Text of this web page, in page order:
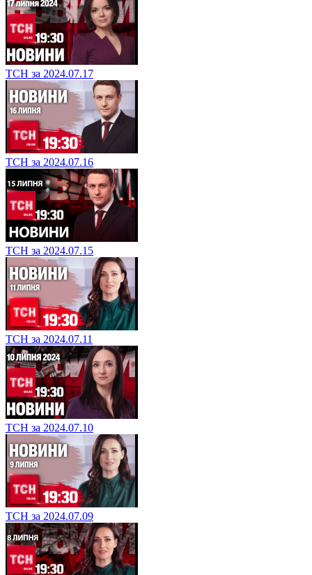
ТСН за 2024.07.17
ТСН за 2024.07.16
ТСН за 2024.07.15
ТСН за 2024.07.11
ТСН за 2024.07.10
ТСН за 2024.07.09